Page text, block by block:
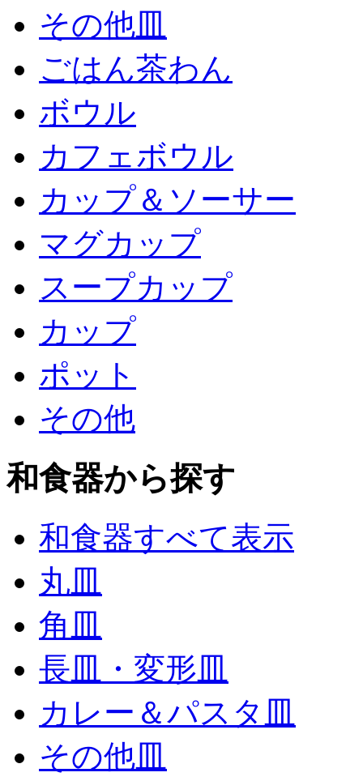
その他皿
ごはん茶わん
ボウル
カフェボウル
カップ＆ソーサー
マグカップ
スープカップ
カップ
ポット
その他
和食器から探す
和食器すべて表示
丸皿
角皿
長皿・変形皿
カレー＆パスタ皿
その他皿